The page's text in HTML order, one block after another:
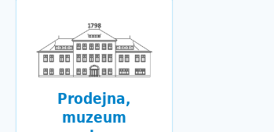
Prodejna,
muzeum